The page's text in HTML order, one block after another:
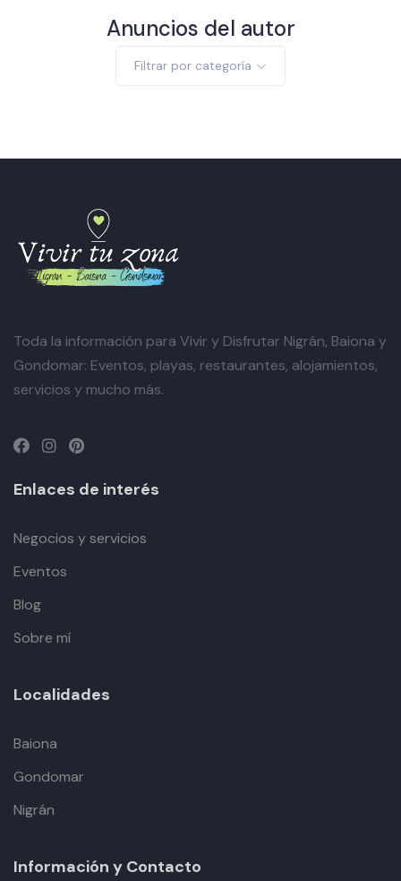
Anuncios del autor
Filtrar por categoría
Toda la información para Vivir y Disfrutar Nigrán, Baiona y
Gondomar: Eventos, playas, restaurantes, alojamientos,
servicios y mucho más.
Enlaces de interés
Negocios y servicios
Eventos
Blog
Sobre mí
Localidades
Baiona
Gondomar
Nigrán
Información y Contacto